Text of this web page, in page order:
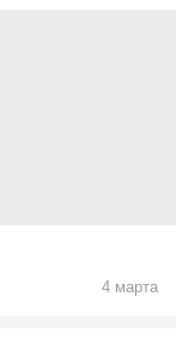
4 марта